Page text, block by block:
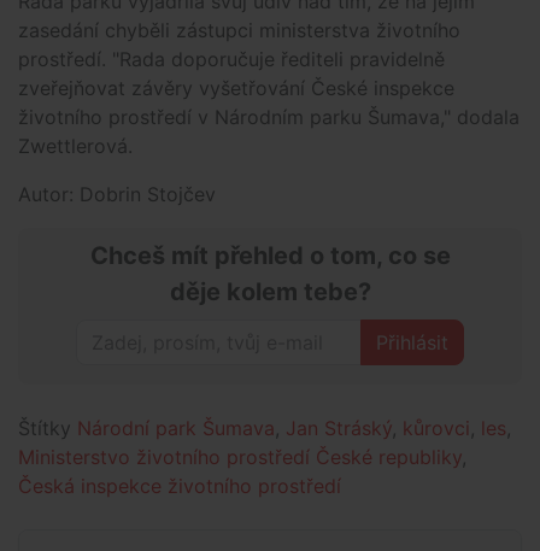
zasedání chyběli zástupci ministerstva životního
prostředí. "Rada doporučuje řediteli pravidelně
zveřejňovat závěry vyšetřování České inspekce
životního prostředí v Národním parku Šumava," dodala
Zwettlerová.
Autor: Dobrin Stojčev
Chceš mít přehled o tom, co se
děje kolem tebe?
Přihlásit
Štítky Národní park Šumava Jan Stráský kůrovci les
Ministerstvo životního prostředí České republiky
Česká inspekce životního prostředí